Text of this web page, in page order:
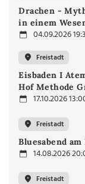
Drachen -
in einem
04.09.2026
Freistadt
Eisbaden I
Hof Methode
17.10.2026
Freistadt
Bluesabend
14.08.2026
Freistadt